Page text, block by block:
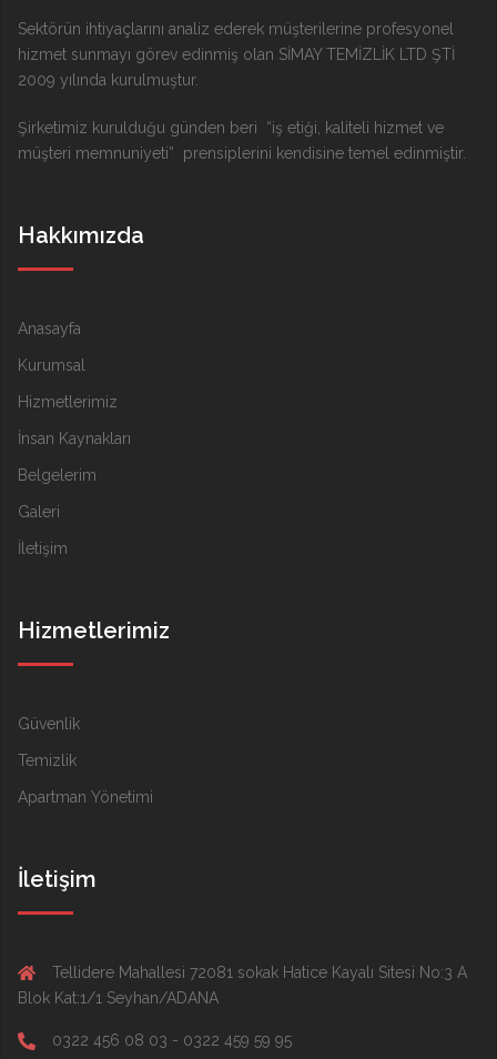
Sektörün ihtiyaçlarını analiz ederek müşterilerine profesyonel
hizmet sunmayı görev edinmiş olan SİMAY TEMİZLİK LTD ŞTİ
2009 yılında kurulmuştur.
Şirketimiz kurulduğu günden beri “iş etiği, kaliteli hizmet ve
müşteri memnuniyeti” prensiplerini kendisine temel edinmiştir.
Hakkımızda
Anasayfa
Kurumsal
Hizmetlerimiz
İnsan Kaynakları
Belgelerim
Galeri
İletişim
Hizmetlerimiz
Güvenlik
Temizlik
Apartman Yönetimi
İletişim
Tellidere Mahallesi 72081 sokak Hatice Kayalı Sitesi No:3 A
Blok Kat:1/1 Seyhan/ADANA
0322 456 08 03 - 0322 459 59 95